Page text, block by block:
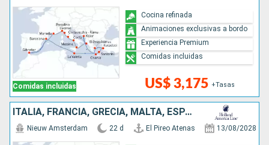
Comidas incluidas US$ 3,175 +Tasas
Cocina refinada
Animaciones exclusivas a bordo
Experiencia Premium
Comidas incluidas
ITALIA, FRANCIA, GRECIA, MALTA, ESPAÑA, TURQUÍA, MONTENEGRO
Nieuw Amsterdam 22 d El Pireo Atenas 13/08/2028